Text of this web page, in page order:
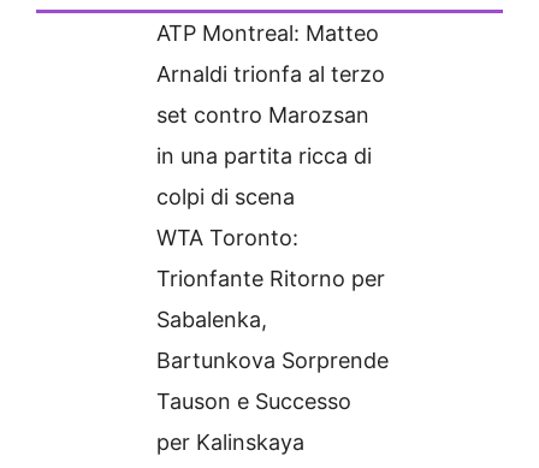
ATP Montreal: Matteo
Arnaldi trionfa al terzo
set contro Marozsan
in una partita ricca di
colpi di scena
WTA Toronto:
Trionfante Ritorno per
Sabalenka,
Bartunkova Sorprende
Tauson e Successo
per Kalinskaya